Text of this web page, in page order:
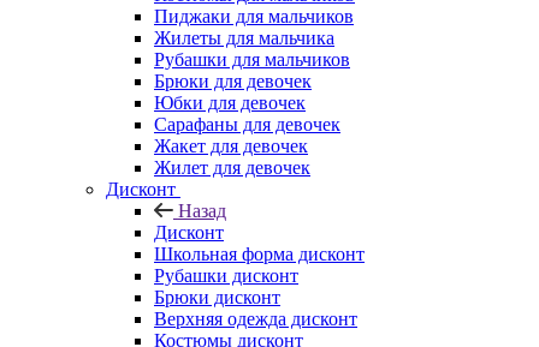
Пиджаки для мальчиков
Жилеты для мальчика
Рубашки для мальчиков
Брюки для девочек
Юбки для девочек
Сарафаны для девочек
Жакет для девочек
Жилет для девочек
Дисконт
Назад
Дисконт
Школьная форма дисконт
Рубашки дисконт
Брюки дисконт
Верхняя одежда дисконт
Костюмы дисконт